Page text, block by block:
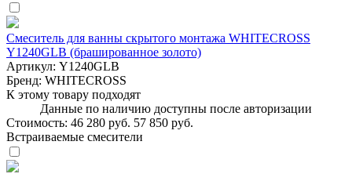
Смеситель для ванны скрытого монтажа WHITECROSS
Y1240GLB (брашированное золото)
Артикул: Y1240GLB
Бренд: WHITECROSS
К этому товару подходят
Данные по наличию доступны после авторизации
Стоимость: 46 280 руб. 57 850 руб.
Встраиваемые смесители